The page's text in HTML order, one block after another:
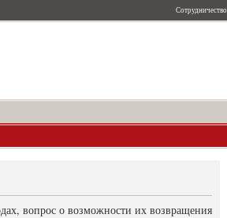
Сотрудничество
вопрос о возможности их возвращения